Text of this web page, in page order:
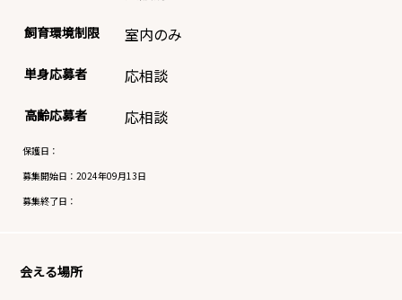
飼育環境制限 室内のみ
単身応募者 応相談
高齢応募者 応相談
保護日：
募集開始日： 2024年09月13日
募集終了日：
会える場所